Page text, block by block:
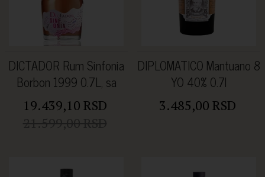
DICTADOR Rum Sinfonia
Borbon 1999 0.7L, sa
kutijom
19.439,10 RSD
DIPLOMATICO Mantuano 8
YO 40% 0.7l
3.485,00 RSD